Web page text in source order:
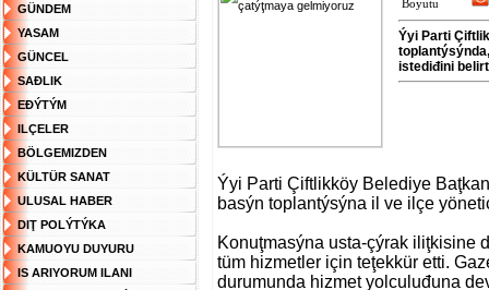
Boyutu
Ýyi Parti
istediđini
Ýyi Parti Çiftlikköy Belediye
basýn toplantýsýna il ve ilçe
Konuţmasýna usta-çýrak iliţkisine
tüm hizmetler için teţekkür etti.
durumunda hizmet yolculuđuna
GÜNDEM
YASAM
GÜNCEL
SAĐLIK
EĐÝTÝM
ILÇELER
BÖLGEMIZDEN
KÜLTÜR SANAT
ULUSAL HABER
DIŢ POLÝTÝKA
KAMUOYU DUYURU
IS ARIYORUM ILANI